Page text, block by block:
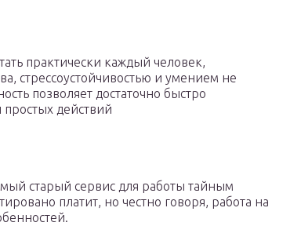
практически каждый человек,
стрессоустойчивостью и умением не
позволяет достаточно быстро
действий
старый сервис для работы тайным
платит, но честно говоря, работа на